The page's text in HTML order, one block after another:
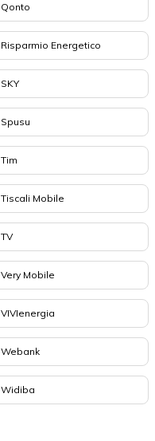
Qonto
Risparmio Energetico
SKY
Spusu
Tim
Tiscali Mobile
TV
Very Mobile
VIVIenergia
Webank
Widiba